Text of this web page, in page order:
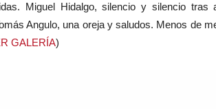
Miguel Hidalgo, silencio y silencio tras
Angulo, una oreja y saludos. Menos de
GALERÍA)